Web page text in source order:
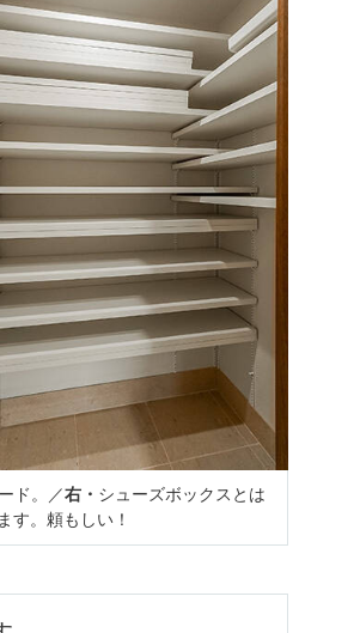
ド。／右・ シューズボックスとは
す。頼もしい！